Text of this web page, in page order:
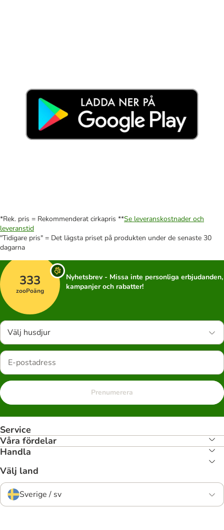
*Rek. pris = Rekommenderat cirkapris **Se leveranskostnader och
leveranstid
"Tidigare pris" = Det lägsta priset på produkten under de senaste 30
dagarna
333
zooPoäng
Nyhetsbrev - Missa inte personliga erbjudanden,
kampanjer och rabatter!
Välj husdjur
Prenumerera
Service
Våra fördelar
Handla
Välj land
Sverige / sv